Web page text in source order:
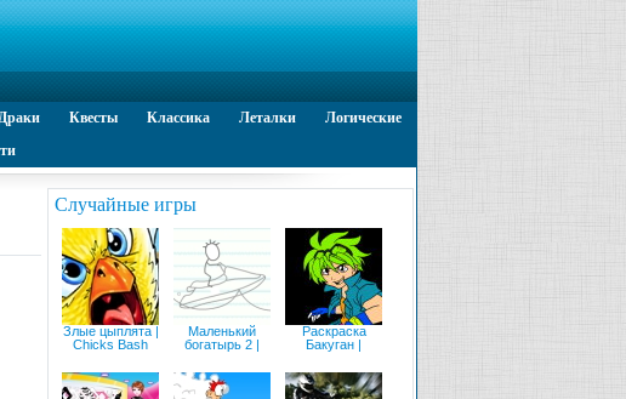
Квесты Классика Леталки
Логические
Случайные игры
Злые цыплята |
Chicks Bash
Маленький
богатырь 2 |
Раскраска
Бакуган |